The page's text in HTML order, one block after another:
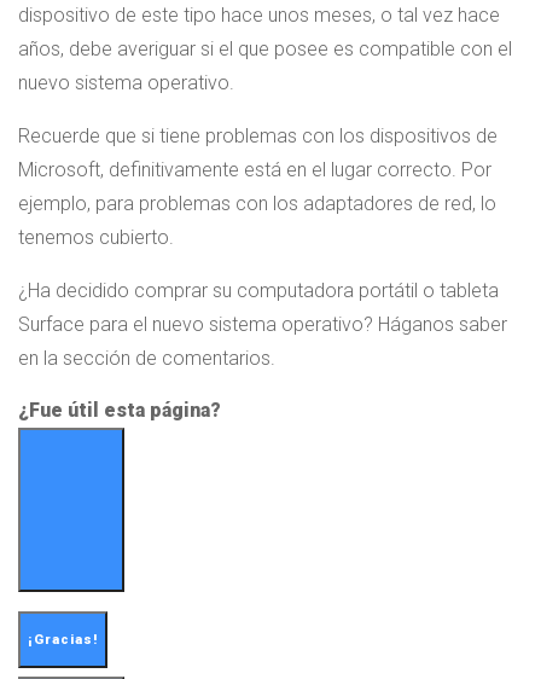
dispositivo de este tipo hace unos meses, o tal vez hace
años, debe averiguar si el que posee es compatible con el
nuevo sistema operativo.
Recuerde que si tiene problemas con los dispositivos de
Microsoft, definitivamente está en el lugar correcto. Por
ejemplo, para problemas con los adaptadores de red, lo
tenemos cubierto.
¿Ha decidido comprar su computadora portátil o tableta
Surface para el nuevo sistema operativo? Háganos saber
en la sección de comentarios.
¿Fue útil esta página?
¡Gracias!